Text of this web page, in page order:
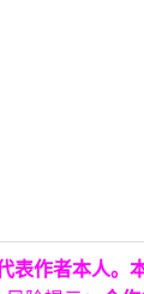
表作者本人